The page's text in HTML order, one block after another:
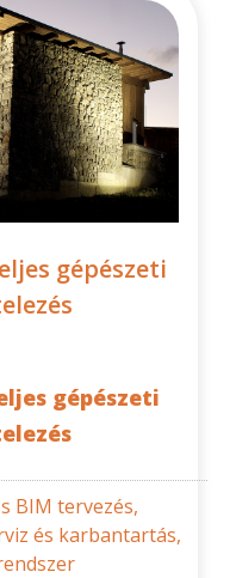
gépészeti
gépészeti
BIM tervezés,
és karbantartás,